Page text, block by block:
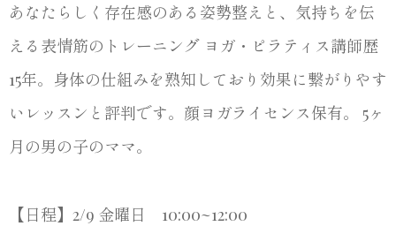
あなたらしく存在感のある姿勢整えと、気持ちを伝
える表情筋のトレーニング ヨガ・ピラティス講師歴
15年。身体の仕組みを熟知しており効果に繋がりやす
いレッスンと評判です。顔ヨガライセンス保有。 5ヶ
月の男の子のママ。
【日程】2/9 金曜日 10:00~12:00